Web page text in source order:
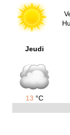
Jeudi
13 °C